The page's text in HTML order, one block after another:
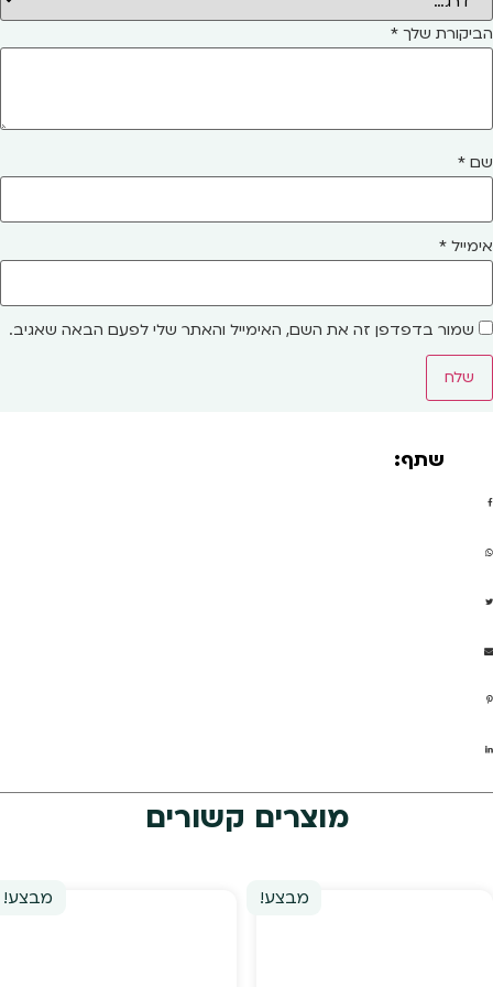
הביקורת שלך *
שם *
אימייל *
שמור בדפדפן זה את השם, האימייל והאתר שלי לפעם הבאה שאגיב.
שתף:
מוצרים קשורים
מבצע! מבצע!